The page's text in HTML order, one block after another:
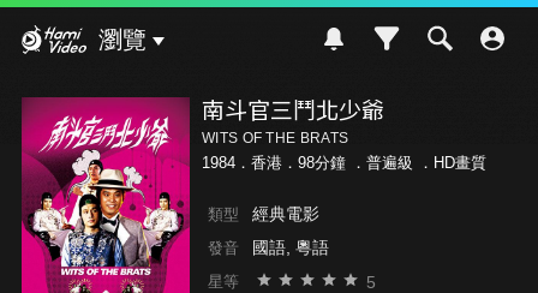
瀏覽
南斗官三鬥北少爺
WITS OF THE BRATS
1984．香港．98分鐘 ． 普遍級 ．HD畫質
類型 經典電影
發音 國語, 粵語
星等 5